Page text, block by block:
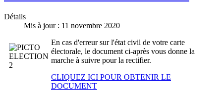
Détails
Mis à jour : 11 novembre 2020
En cas d'erreur sur l'état civil de votre carte
électorale, le document ci-après vous donne la
marche à suivre pour la rectifier.
CLIQUEZ ICI POUR OBTENIR LE
DOCUMENT